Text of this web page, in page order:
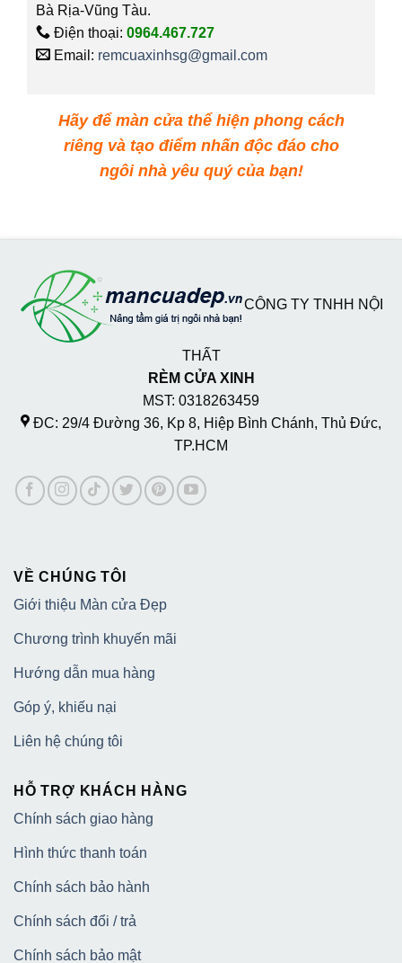
Bà Rịa-Vũng Tàu.
Điện thoại: 0964.467.727
Email: remcuaxinhsg@gmail.com
Hãy để màn cửa thể hiện phong cách
riêng và tạo điểm nhấn độc đáo cho
ngôi nhà yêu quý của bạn!
CÔNG TY TNHH NỘI
THẤT
RÈM CỬA XINH
MST: 0318263459
ĐC: 29/4 Đường 36, Kp 8, Hiệp Bình Chánh, Thủ Đức,
TP.HCM
VỀ CHÚNG TÔI
Giới thiệu Màn cửa Đẹp
Chương trình khuyến mãi
Hướng dẫn mua hàng
Góp ý, khiếu nại
Liên hệ chúng tôi
HỖ TRỢ KHÁCH HÀNG
Chính sách giao hàng
Hình thức thanh toán
Chính sách bảo hành
Chính sách đổi / trả
Chính sách bảo mật